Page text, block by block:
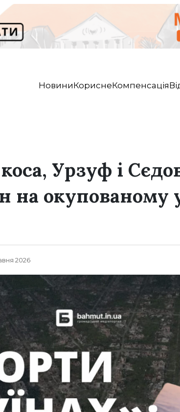
НовиниКориснеКомпенсація
Урзуф і
на окупованому
2026